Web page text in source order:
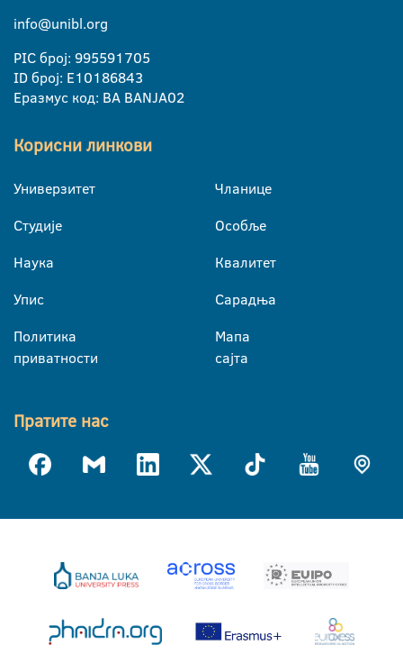
info@unibl.org
PIC број: 995591705
ID број: E10186843
Еразмус код: BA BANJA02
Корисни линкови
Универзитет
Студије
Наука
Упис
Политика
приватности
Чланице
Особље
Квалитет
Сарадња
Мапа
сајта
Пратите нас